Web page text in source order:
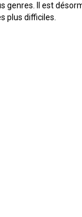
genres. Il est
plus difficiles.